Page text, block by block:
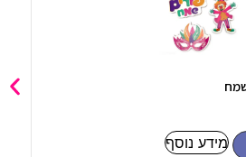
מידע נוסף